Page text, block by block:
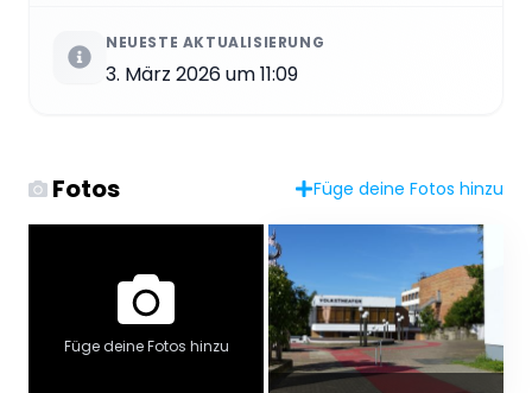
NEUESTE AKTUALISIERUNG
3. März 2026 um 11:09
Fotos Füge deine Fotos hinzu
Füge deine Fotos hinzu